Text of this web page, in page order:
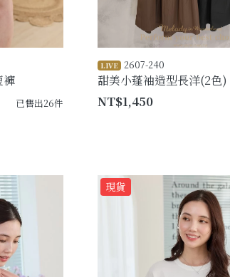
褲
已售出26件
LIVE 2607-240
甜美小蓬袖造型長洋(2色)
NT$1,450
現貨